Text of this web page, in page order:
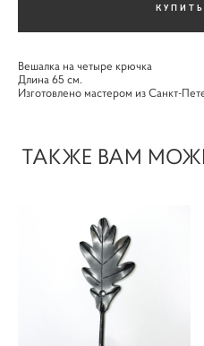
КУПИТЬ
Вешалка на четыре крючка
Длина 65 см.
Изготовлено мастером из Санкт-
ТАКЖЕ ВАМ